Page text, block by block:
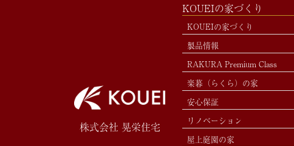
株式会社 晃栄住宅
KOUEIの家づくり
KOUEIの家づくり
製品情報
RAKURA Premium Class
楽暮（らくら）の家
安心保証
リノベーション
屋上庭園の家